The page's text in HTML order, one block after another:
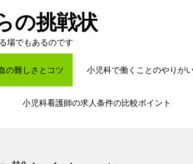
の挑戦状
場でもあるのです
の難しさとコツ 小児科で働くことのやりが
小児科看護師の求人条件の比較ポイント